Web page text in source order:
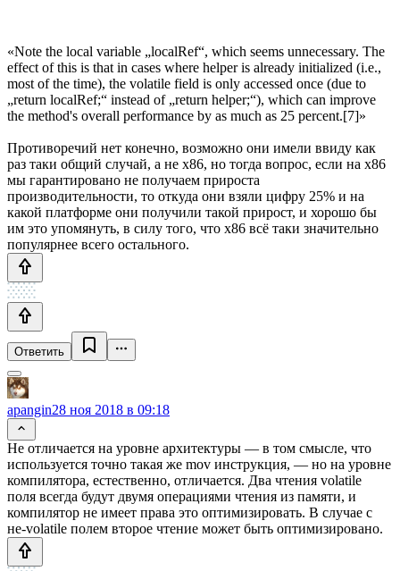
«Note the local variable „localRef“, which seems unnecessary. The
effect of this is that in cases where helper is already initialized (i.e.,
most of the time), the volatile field is only accessed once (due to
„return localRef;“ instead of „return helper;“), which can improve
the method's overall performance by as much as 25 percent.[7]»
Противоречий нет конечно, возможно они имели ввиду как
раз таки общий случай, а не x86, но тогда вопрос, если на x86
мы гарантировано не получаем прироста
производительности, то откуда они взяли цифру 25% и на
какой платформе они получили такой прирост, и хорошо бы
им это упомянуть, в силу того, что x86 всё таки значительно
популярнее всего остального.
Ответить
apangin28 ноя 2018 в 09:18
Не отличается на уровне архитектуры — в том смысле, что
используется точно такая же mov инструкция, — но на уровне
компилятора, естественно, отличается. Два чтения volatile
поля всегда будут двумя операциями чтения из памяти, и
компилятор не имеет права это оптимизировать. В случае с
не-volatile полем второе чтение может быть оптимизировано.